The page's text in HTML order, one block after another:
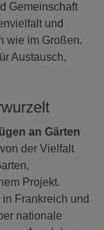
Gemeinschaft
und
wie im Großen.
Austausch,
an Gärten
von der Vielfalt
Projekt.
in Frankreich und
nationale